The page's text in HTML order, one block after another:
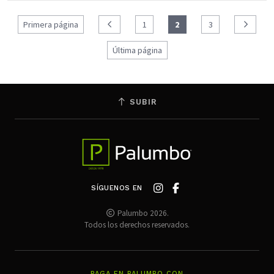
Primera página 1 2 3
Última página
SUBIR
SÍGUENOS EN
Palumbo 2026.
Todos los derechos reservados.